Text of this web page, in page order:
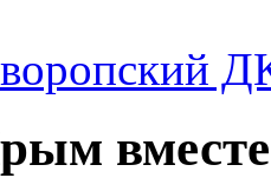
вместе